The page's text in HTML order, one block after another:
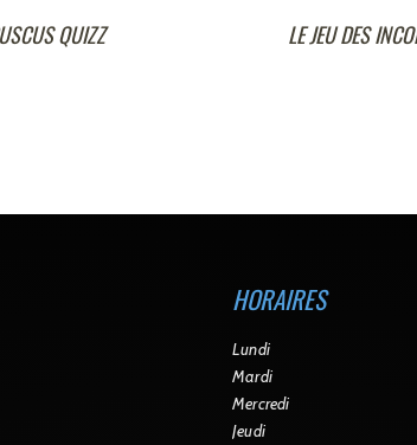
LE JEU DES INCOLLABLES
HORAIRES
Lundi
Mardi
Mercredi
Jeudi